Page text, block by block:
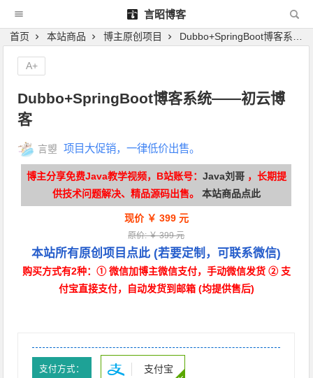
言昭博客
首页 本站商品 博主原创项目 Dubbo+SpringBoot博客系统——初云博客
Dubbo+SpringBoot博客系统——初云博
客
言曌 项目大促销，一律低价出售。
博主分享免费Java教学视频，B站账号： Java刘哥，长期提
供技术问题解决、精品源码出售。 本站商品点此
现价 ￥ 399 元
原价: ￥ 399 元
本站所有原创项目点此(若要定制，可联系微信)
购买方式有2种：① 微信加博主微信支付，手动微信发货 ② 支
付宝直接支付，自动发货到邮箱 (均提供售后)
支付方式： 支付宝
A+